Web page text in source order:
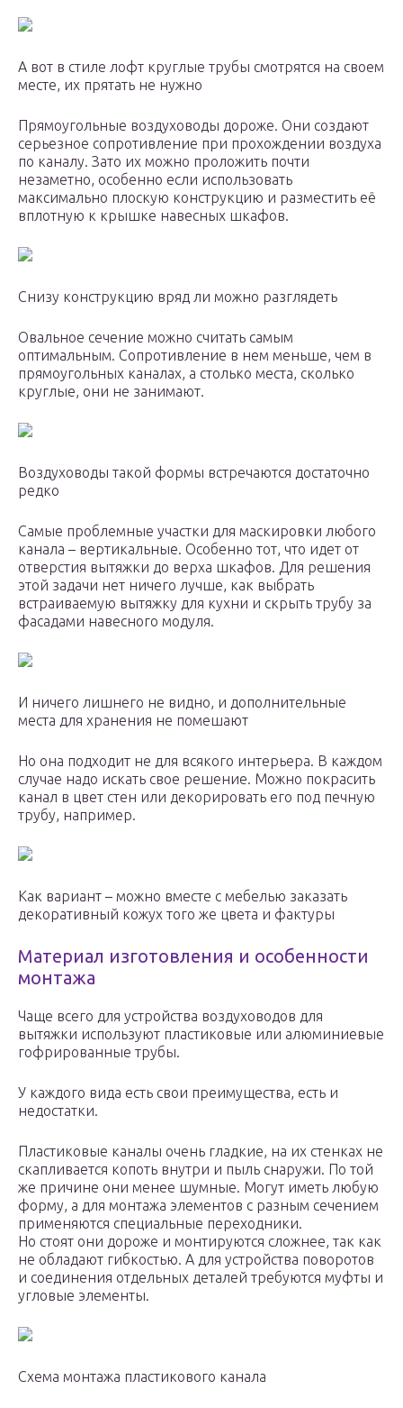
А вот в стиле лофт круглые трубы смотрятся на своем
месте, их прятать не нужно
Прямоугольные воздуховоды дороже. Они создают
серьезное сопротивление при прохождении воздуха
по каналу. Зато их можно проложить почти
незаметно, особенно если использовать
максимально плоскую конструкцию и разместить её
вплотную к крышке навесных шкафов.
Снизу конструкцию вряд ли можно разглядеть
Овальное сечение можно считать самым
оптимальным. Сопротивление в нем меньше, чем в
прямоугольных каналах, а столько места, сколько
круглые, они не занимают.
Воздуховоды такой формы встречаются достаточно
редко
Самые проблемные участки для маскировки любого
канала – вертикальные. Особенно тот, что идет от
отверстия вытяжки до верха шкафов. Для решения
этой задачи нет ничего лучше, как выбрать
встраиваемую вытяжку для кухни и скрыть трубу за
фасадами навесного модуля.
И ничего лишнего не видно, и дополнительные
места для хранения не помешают
Но она подходит не для всякого интерьера. В каждом
случае надо искать свое решение. Можно покрасить
канал в цвет стен или декорировать его под печную
трубу, например.
Как вариант – можно вместе с мебелью заказать
декоративный кожух того же цвета и фактуры
Материал изготовления и особенности
монтажа
Чаще всего для устройства воздуховодов для
вытяжки используют пластиковые или алюминиевые
гофрированные трубы.
У каждого вида есть свои преимущества, есть и
недостатки.
Пластиковые каналы очень гладкие, на их стенках не
скапливается копоть внутри и пыль снаружи. По той
же причине они менее шумные. Могут иметь любую
форму, а для монтажа элементов с разным сечением
применяются специальные переходники.
Но стоят они дороже и монтируются сложнее, так как
не обладают гибкостью. А для устройства поворотов
и соединения отдельных деталей требуются муфты и
угловые элементы.
Схема монтажа пластикового канала